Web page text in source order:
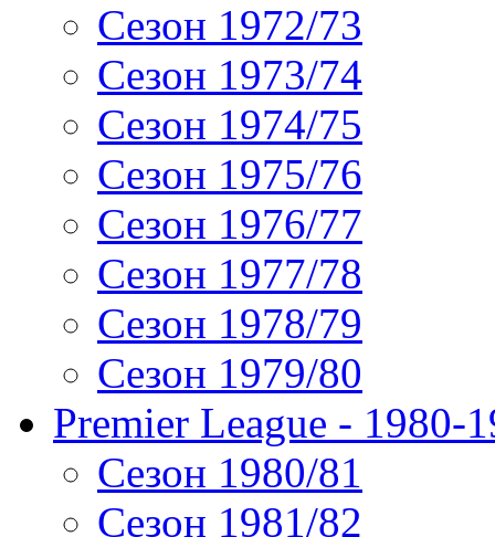
Сезон 1972/73
Сезон 1973/74
Сезон 1974/75
Сезон 1975/76
Сезон 1976/77
Сезон 1977/78
Сезон 1978/79
Сезон 1979/80
Premier League - 1980-
Сезон 1980/81
Сезон 1981/82